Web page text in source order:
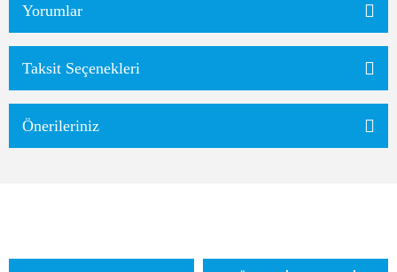
Yorumlar
Taksit Seçenekleri
Önerileriniz